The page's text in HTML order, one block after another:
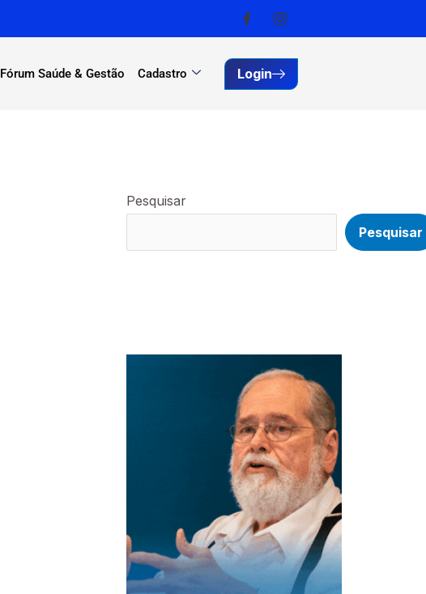
Fórum Saúde & Gestão Cadastro Login
Pesquisar
Pesquisar